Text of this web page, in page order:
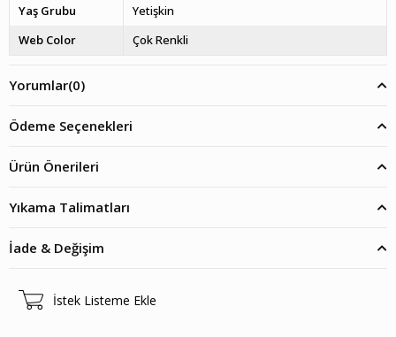
Yaş Grubu
Yetişkin
Web Color
Çok Renkli
Yorumlar(0)
Ödeme Seçenekleri
Ürün Önerileri
Yıkama Talimatları
İade & Değişim
İstek Listeme Ekle